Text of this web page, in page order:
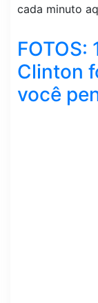
cada minuto
FOTOS:
Clinton
você